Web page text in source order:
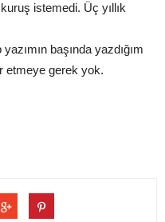
istemedi. Üç yıllık
başında yazdığım
etmeye gerek yok.